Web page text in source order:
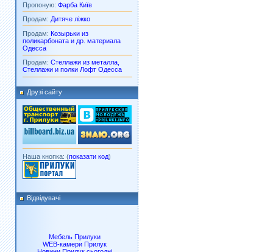
Пропоную: Фарба Київ
Продам: Дитяче ліжко
Продам: Козырьки из
поликарбоната и др. материала
Одесса
Продам: Стеллажи из металла,
Стеллажи и полки Лофт Одесса
Друзі сайту
Наша кнопка: (показати код)
Відвідувачі
Мебель Прилуки
WEB-камери Прилук